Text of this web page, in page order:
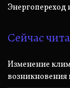
Энергопереход
Сейчас
Изменение